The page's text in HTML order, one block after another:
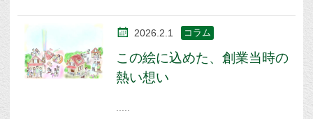
2026.2.1 コラム
この絵に込めた、創業当時の
熱い想い